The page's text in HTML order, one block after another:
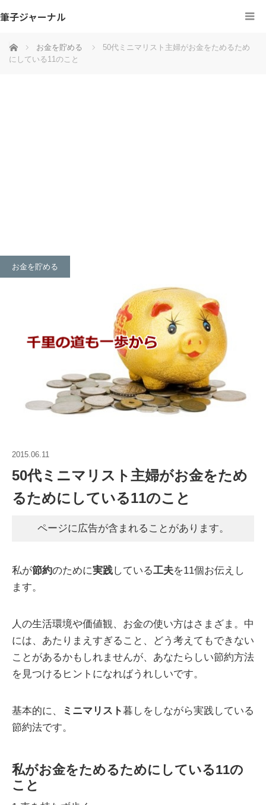
筆子ジャーナル
ホーム お金を貯める
50代ミニマリスト主婦がお金をためるため
にしている11のこと
お金を貯める
2015.06.11
50代ミニマリスト主婦がお金をため
るためにしている11のこと
ページに広告が含まれることがあります。
私が節約のために実践している工夫を11個お伝えし
ます。
人の生活環境や価値観、お金の使い方はさまざま。中
には、あたりまえすぎること、どう考えてもできない
ことがあるかもしれませんが、あなたらしい節約方法
を見つけるヒントになればうれしいです。
基本的に、 ミニマリスト暮しをしながら実践している
節約法です。
私がお金をためるためにしている11の
こと